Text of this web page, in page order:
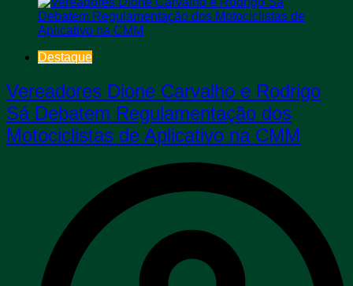
Destaque
Vereadores Dione Carvalho e Rodrigo
Sá Debatem Regulamentação dos
Motociclistas de Aplicativo na CMM